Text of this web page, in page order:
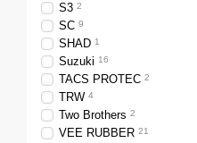
S3 2
SC 9
SHAD 1
Suzuki 16
TACS PROTEC 2
TRW 4
Two Brothers 2
VEE RUBBER 21